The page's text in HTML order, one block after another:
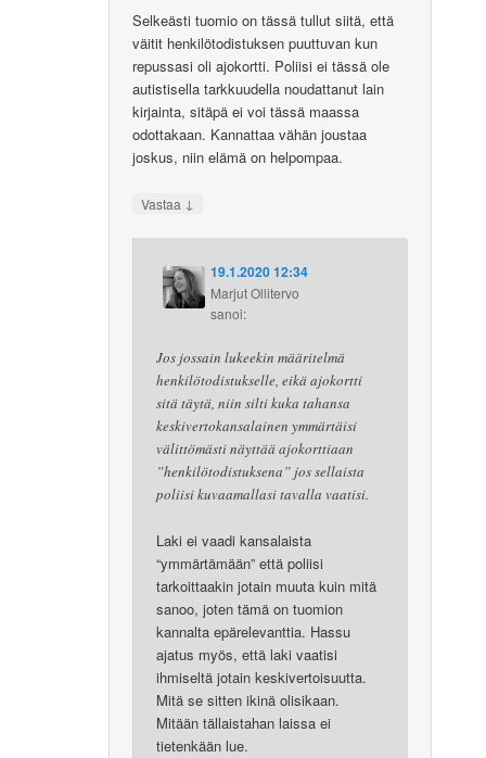
Selkeästi tuomio on tässä tullut siitä, että
väitit henkilötodistuksen puuttuvan kun
repussasi oli ajokortti. Poliisi ei tässä ole
autistisella tarkkuudella noudattanut lain
kirjainta, sitäpä ei voi tässä maassa
odottakaan. Kannattaa vähän joustaa
joskus, niin elämä on helpompaa.
Vastaa ↓
19.1.2020 12:34
Marjut Ollitervo
sanoi:
Jos jossain lukeekin määritelmä
henkilötodistukselle, eikä ajokortti
sitä täytä, niin silti kuka tahansa
keskivertokansalainen ymmärtäisi
välittömästi näyttää ajokorttiaan
”henkilötodistuksena” jos sellaista
poliisi kuvaamallasi tavalla vaatisi.
Laki ei vaadi kansalaista
“ymmärtämään” että poliisi
tarkoittaakin jotain muuta kuin mitä
sanoo, joten tämä on tuomion
kannalta epärelevanttia. Hassu
ajatus myös, että laki vaatisi
ihmiseltä jotain keskivertoisuutta.
Mitä se sitten ikinä olisikaan.
Mitään tällaistahan laissa ei
tietenkään lue.